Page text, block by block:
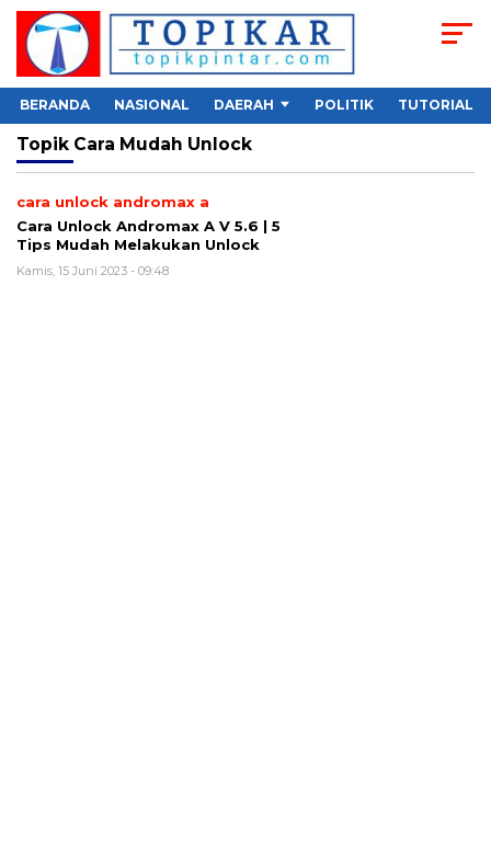
BERANDA NASIONAL DAERAH POLITIK TUTORIAL
Topik Cara Mudah Unlock
cara unlock andromax a
Cara Unlock Andromax A V 5.6 | 5
Tips Mudah Melakukan Unlock
Kamis, 15 Juni 2023 - 09:48